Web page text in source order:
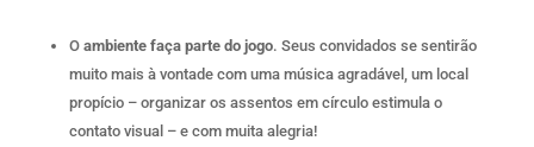
O ambiente faça parte do jogo. Seus convidados se sentirão
muito mais à vontade com uma música agradável, um local
propício – organizar os assentos em círculo estimula o
contato visual – e com muita alegria!